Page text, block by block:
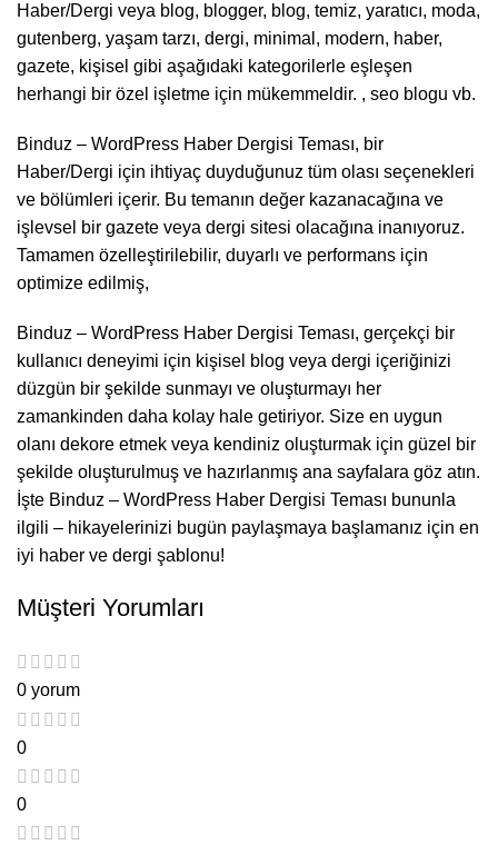
Haber/Dergi veya blog, blogger, blog, temiz, yaratıcı, moda,
gutenberg, yaşam tarzı, dergi, minimal, modern, haber,
gazete, kişisel gibi aşağıdaki kategorilerle eşleşen
herhangi bir özel işletme için mükemmeldir. , seo blogu vb.
Binduz – WordPress Haber Dergisi Teması, bir
Haber/Dergi için ihtiyaç duyduğunuz tüm olası seçenekleri
ve bölümleri içerir. Bu temanın değer kazanacağına ve
işlevsel bir gazete veya dergi sitesi olacağına inanıyoruz.
Tamamen özelleştirilebilir, duyarlı ve performans için
optimize edilmiş,
Binduz – WordPress Haber Dergisi Teması, gerçekçi bir
kullanıcı deneyimi için kişisel blog veya dergi içeriğinizi
düzgün bir şekilde sunmayı ve oluşturmayı her
zamankinden daha kolay hale getiriyor. Size en uygun
olanı dekore etmek veya kendiniz oluşturmak için güzel bir
şekilde oluşturulmuş ve hazırlanmış ana sayfalara göz atın.
İşte Binduz – WordPress Haber Dergisi Teması bununla
ilgili – hikayelerinizi bugün paylaşmaya başlamanız için en
iyi haber ve dergi şablonu!
Müşteri Yorumları
0 yorum
0
0